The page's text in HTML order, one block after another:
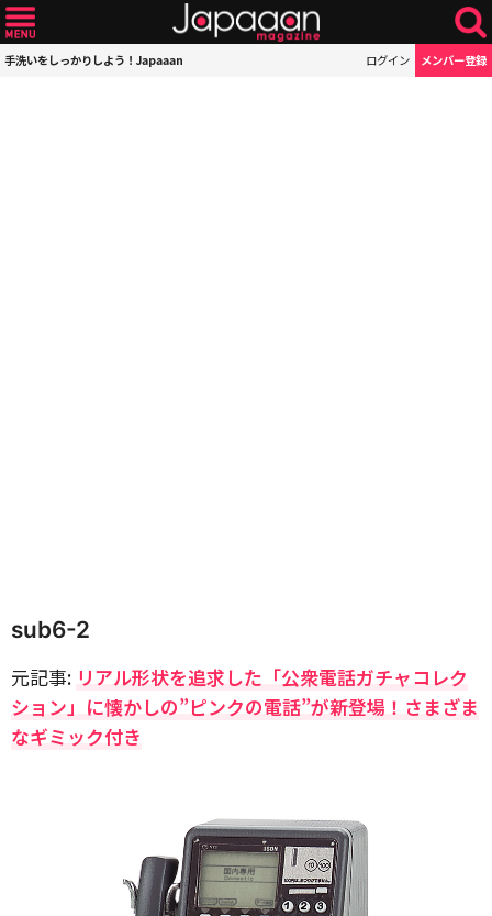
手洗いをしっかりしよう！Japaaan ログイン メンバー登録
sub6-2
元記事: リアル形状を追求した「公衆電話ガチャコレク
ション」に懐かしの”ピンクの電話”が新登場！さまざま
なギミック付き